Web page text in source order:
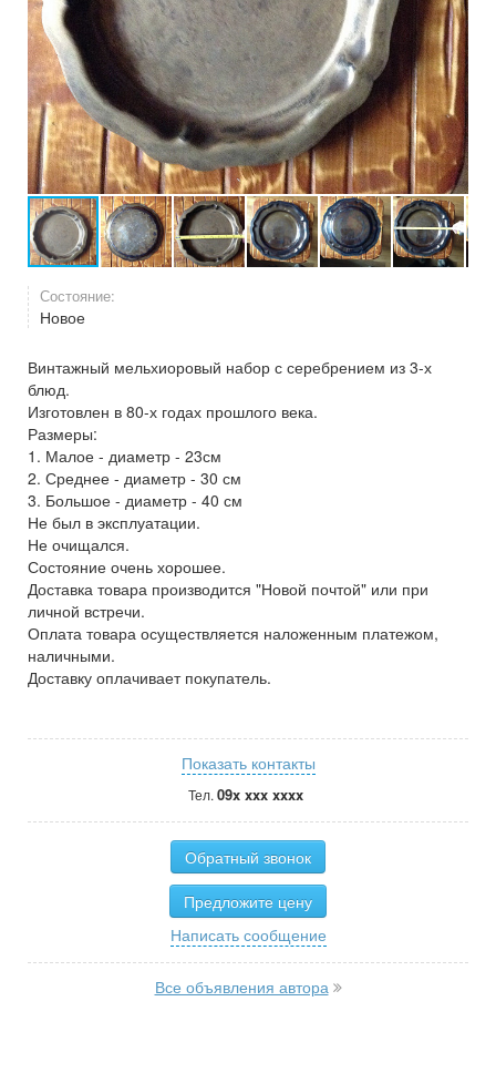
Состояние:
Новое
Винтажный мельхиоровый набор с серебрением из 3-х
блюд.
Изготовлен в 80-х годах прошлого века.
Размеры:
1. Малое - диаметр - 23см
2. Среднее - диаметр - 30 см
3. Большое - диаметр - 40 см
Не был в эксплуатации.
Не очищался.
Состояние очень хорошее.
Доставка товара производится "Новой почтой" или при
личной встречи.
Оплата товара осуществляется наложенным платежом,
наличными.
Доставку оплачивает покупатель.
Показать контакты
Тел. 09x xxx xxxx
Обратный звонок
Предложите цену
Написать сообщение
Все объявления автора